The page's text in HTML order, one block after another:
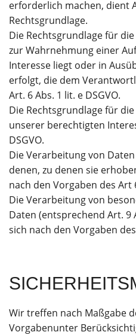
erforderlich machen, dient
Rechtsgrundlage.
Die Rechtsgrundlage für
zur Wahrnehmung einer
Interesse liegt oder in
erfolgt, die dem
Art. 6 Abs. 1 lit. e DSGVO.
Die Rechtsgrundlage für
unserer berechtigten
DSGVO.
Die Verarbeitung von
denen, zu denen sie
nach den Vorgaben des Art
Die Verarbeitung von
Daten (entsprechend Art. 9
sich nach den Vorgaben
Wir treffen nach Maßgabe
Vorgabenunter